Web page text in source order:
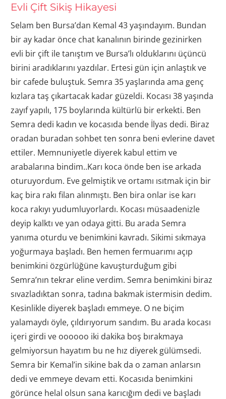
Evli Çift Sikiş Hikayesi
Selam ben Bursa’dan Kemal 43 yaşındayım. Bundan
bir ay kadar önce chat kanalının birinde gezinirken
evli bir çift ile tanıştım ve Bursa’lı olduklarını üçüncü
birini aradıklarını yazdılar. Ertesi gün için anlaştık ve
bir cafede buluştuk. Semra 35 yaşlarında ama genç
kızlara taş çıkartacak kadar güzeldi. Kocası 38 yaşında
zayıf yapılı, 175 boylarında kültürlü bir erkekti. Ben
Semra dedi kadın ve kocasıda bende İlyas dedi. Biraz
oradan buradan sohbet ten sonra beni evlerine davet
ettiler. Memnuniyetle diyerek kabul ettim ve
arabalarına bindim..Karı koca önde ben ise arkada
oturuyordum. Eve gelmiştik ve ortamı ısıtmak için bir
kaç bira rakı filan alınmıştı. Ben bira onlar ise karı
koca rakıyı yudumluyorlardı. Kocası müsaadenizle
deyip kalktı ve yan odaya gitti. Bu arada Semra
yanıma oturdu ve benimkini kavradı. Sikimi sıkmaya
yoğurmaya başladı. Ben hemen fermuarımı açıp
benimkini özgürlüğüne kavuşturduğum gibi
Semra’nın tekrar eline verdim. Semra benimkini biraz
sıvazladıktan sonra, tadına bakmak istermisin dedim.
Kesinlikle diyerek başladı emmeye. O ne biçim
yalamaydı öyle, çıldırıyorum sandım. Bu arada kocası
içeri girdi ve oooooo iki dakika boş bırakmaya
gelmiyorsun hayatım bu ne hız diyerek gülümsedi.
Semra bir Kemal’in sikine bak da o zaman anlarsın
dedi ve emmeye devam etti. Kocasıda benimkini
görünce helal olsun sana karıcığım dedi ve başladı